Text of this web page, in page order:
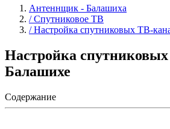
Антеннщик - Балашиха
/ Спутниковое ТВ
/ Настройка спутниковых ТВ-
Настройка
Балашихе
Содержание